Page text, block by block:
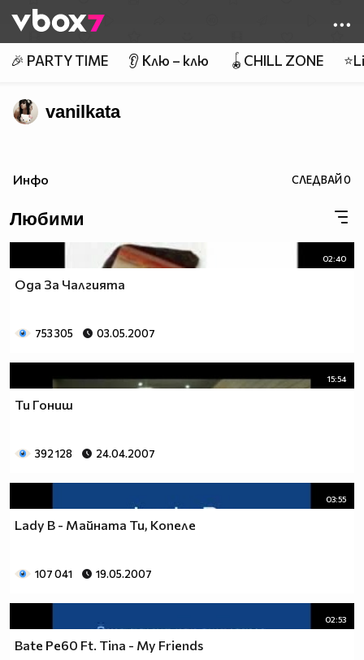
👾
🎉 PARTY TIME 👂 Клю – клю 🪀CHILL ZONE
vanilkata
Инфо СЛЕДВАЙ0
Любими
02:40
Ода За Чалгията
753 305 03.05.2007
15:54
Ти Гониш
392 128 24.04.2007
03:55
Lady B - Майната Ти, Копеле
107 041 19.05.2007
02:53
Bate Pe60 Ft. Tina - My Friends